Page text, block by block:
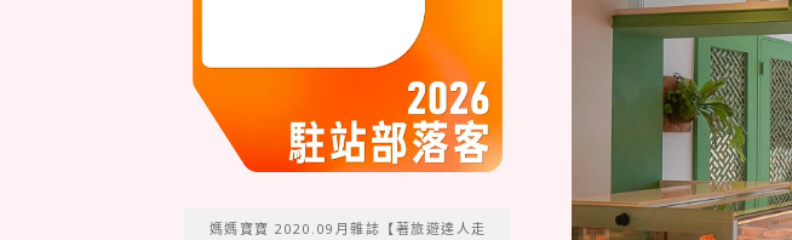
媽媽寶寶 2020.09月雜誌【著旅遊達人走